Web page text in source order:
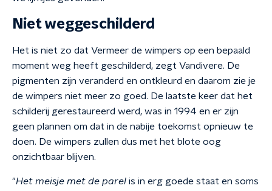
Niet weggeschilderd
Het is niet zo dat Vermeer de wimpers op een bepaald
moment weg heeft geschilderd, zegt Vandivere. De
pigmenten zijn veranderd en ontkleurd en daarom zie je
de wimpers niet meer zo goed. De laatste keer dat het
schilderij gerestaureerd werd, was in 1994 en er zijn
geen plannen om dat in de nabije toekomst opnieuw te
doen. De wimpers zullen dus met het blote oog
onzichtbaar blijven.
"Het meisje met de parel is in erg goede staat en soms